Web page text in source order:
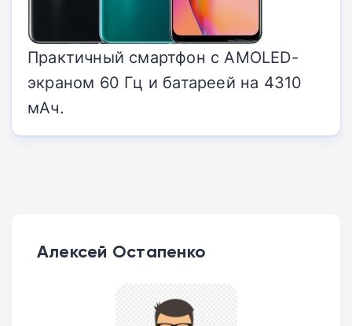
Практичный смартфон с AMOLED-
экраном 60 Гц и батареей на 4310
мАч.
Алексей Остапенко